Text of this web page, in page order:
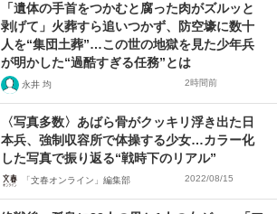
「遺体の手首をつかむと腐った肉がズルッと
剥げて」火葬すら追いつかず、防空壕に数十
人を“集団土葬”…この世の地獄を見た少年兵
が明かした“過酷すぎる任務”とは
永井 均 2時間前
〈写真多数〉あばら骨がクッキリ浮き出た日
本兵、強制収容所で体操する少女…カラー化
した写真で振り返る“戦時下のリアル”
「文春オンライン」編集部 2022/08/15